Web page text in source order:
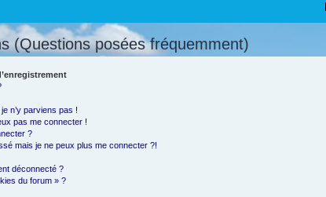
(Questions posées fréquemment)
n’y parviens pas !
pas me connecter !
?
mais je ne peux plus me connecter ?!
déconnecté ?
du forum » ?